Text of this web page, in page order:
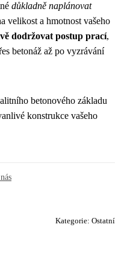
důkladně naplánovat
velikost a hmotnost vašeho
dodržovat postup prací,
betonáž až po vyzrávání
betonového základu
konstrukce vašeho
Kategorie: Ostatní